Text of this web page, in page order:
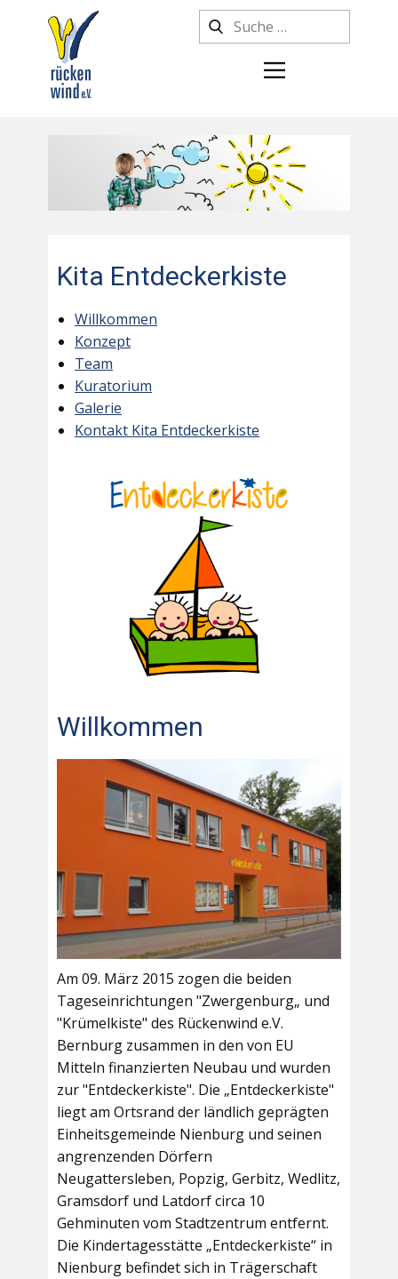
Kita Entdeckerkiste
Willkommen
Konzept
Team
Kuratorium
Galerie
Kontakt Kita Entdeckerkiste
Willkommen
Am 09. März 2015 zogen die beiden
Tageseinrichtungen "Zwergenburg„ und
"Krümelkiste" des Rückenwind e.V.
Bernburg zusammen in den von EU
Mitteln finanzierten Neubau und wurden
zur "Entdeckerkiste". Die „Entdeckerkiste"
liegt am Ortsrand der ländlich geprägten
Einheitsgemeinde Nienburg und seinen
angrenzenden Dörfern
Neugattersleben, Popzig, Gerbitz, Wedlitz,
Gramsdorf und Latdorf circa 10
Gehminuten vom Stadtzentrum entfernt.
Die Kindertagesstätte „Entdeckerkiste“ in
Nienburg befindet sich in Trägerschaft